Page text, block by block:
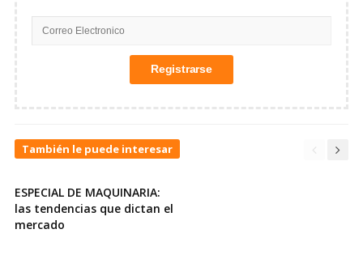
También le puede interesar
ESPECIAL DE MAQUINARIA:
las tendencias que dictan el
mercado